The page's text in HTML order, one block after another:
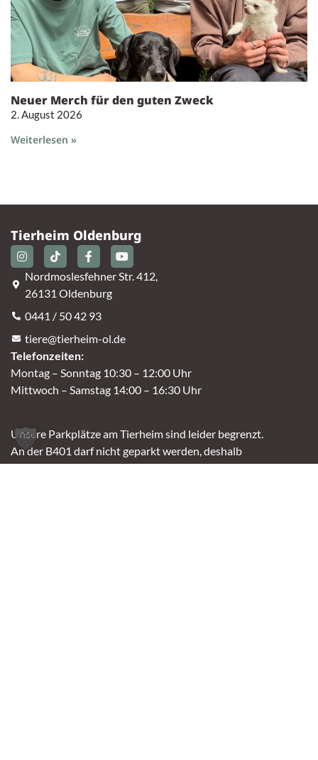
Neuer Merch für den guten Zweck
2. August 2026
Weiterlesen »
Tierheim Oldenburg
Nordmoslesfehner Str. 412,
26131 Oldenburg
0441 / 50 42 93
tiere@tierheim-ol.de
Telefonzeiten:
Montag – Sonntag 10:30 – 12:00 Uhr
Mittwoch – Samstag 14:00 – 16:30 Uhr
Unsere Parkplätze am Tierheim sind leider begrenzt.
An der B401 darf nicht geparkt werden, deshalb
nutzt bitte bei Bedarf die angrenzenden Straßen.